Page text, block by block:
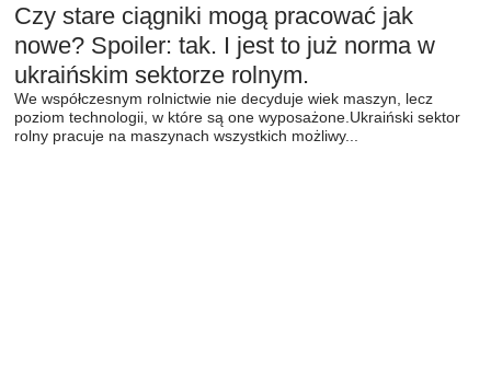
Czy stare ciągniki mogą pracować jak
nowe? Spoiler: tak. I jest to już norma w
ukraińskim sektorze rolnym.
We współczesnym rolnictwie nie decyduje wiek maszyn, lecz
poziom technologii, w które są one wyposażone.Ukraiński sektor
rolny pracuje na maszynach wszystkich możliwy...